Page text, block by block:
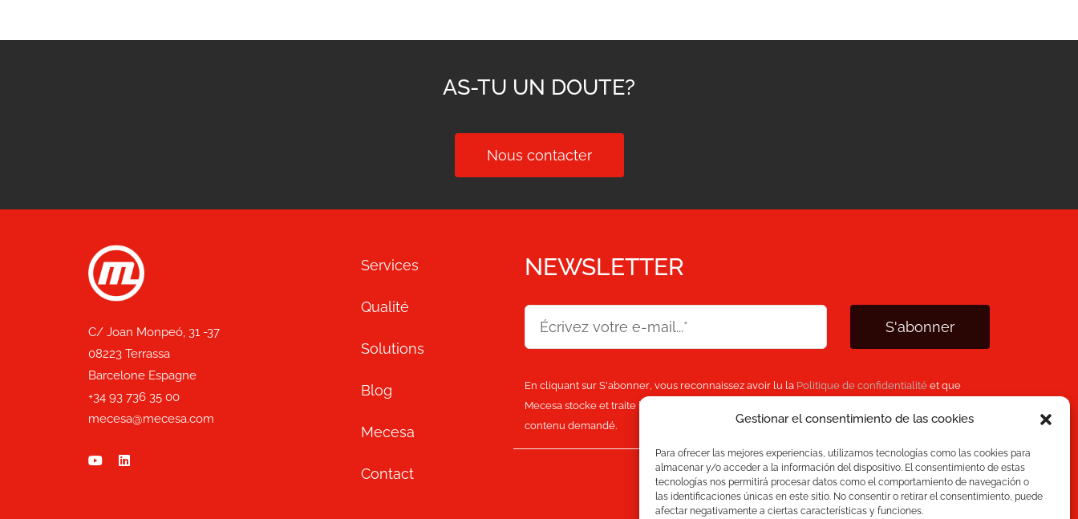
Gestionar el consentimiento de las cookies
Para ofrecer las mejores experiencias, utilizamos tecnologías como las cookies para
almacenar y/o acceder a la información del dispositivo. El consentimiento de estas
tecnologías nos permitirá procesar datos como el comportamiento de navegación o
las identificaciones únicas en este sitio. No consentir o retirar el consentimiento, puede
afectar negativamente a ciertas características y funciones.
AS-TU UN DOUTE?
Nous contacter
C/ Joan Monpeó, 31 -37
08223 Terrassa
Barcelone Espagne
+34 93 736 35 00
mecesa@mecesa.com
Services
Qualité
Solutions
Blog
Mecesa
Contact
NEWSLETTER
S'abonner
En cliquant sur S'abonner, vous reconnaissez avoir lu la Politique de confidentialitéet que
Mecesa stocke et traite les informations personnelles fournies ci-dessus pour vous fournir le
contenu demandé.